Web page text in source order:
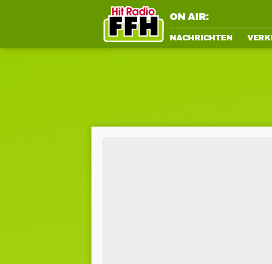
ON AIR:
NACHRICHTEN